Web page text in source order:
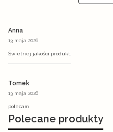
Anna
13 maja 2026
Świetnej jakości produkt.
Tomek
13 maja 2026
polecam
Polecane produkty